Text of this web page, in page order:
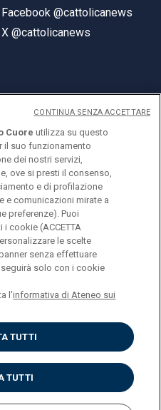
Facebook @cattolicanews
X @cattolicanews
Cuore
Cuore utilizza su questo
il suo funzionamento
dei nostri servizi,
ove si presti il consenso,
e di profilazione
e comunicazioni mirate a
preferenze). Puoi
cookie (ACCETTA
le scelte
senza effettuare
solo con i cookie
l'informativa di Ateneo sui
TUTTI
TUTTI
CONTINUA SENZA ACCETTARE